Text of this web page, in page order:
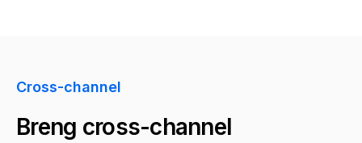
Cross-channel
Breng cross-channel